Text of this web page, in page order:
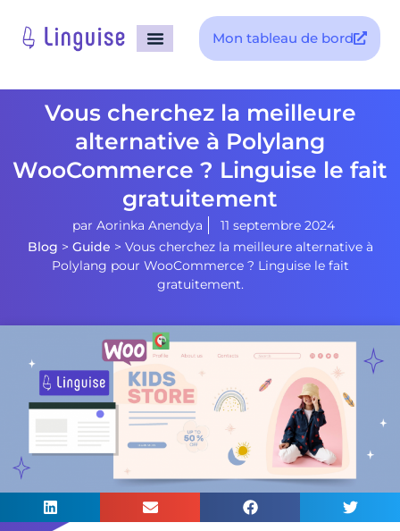
Mon tableau de bord
Vous cherchez la meilleure
alternative à Polylang
WooCommerce ? Linguise le fait
gratuitement
par Aorinka Anendya
11 septembre 2024
Blog > Guide > Vous cherchez la meilleure alternative à
Polylang pour WooCommerce ? Linguise le fait
gratuitement.